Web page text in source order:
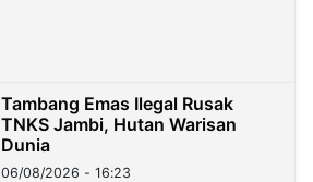
Tambang Emas Ilegal Rusak
TNKS Jambi, Hutan Warisan
Dunia
06/08/2026 - 16:23